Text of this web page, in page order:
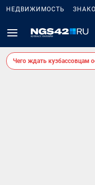
НЕДВИЖИМОСТЬ
Чего ждать кузбассовцам